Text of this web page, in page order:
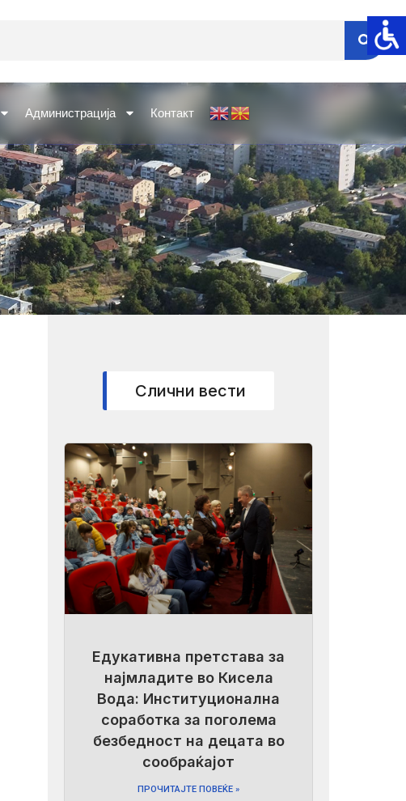
Администрација Контакт
Слични вести
Едукативна претстава за
најмладите во Кисела
Вода: Институционална
соработка за поголема
безбедност на децата во
сообраќајот
ПРОЧИТАЈТЕ ПОВЕЌЕ »